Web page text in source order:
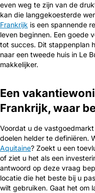
even weg te zijn van de
kan die langgekoesterde
Frankrijk is een spannende
leven beginnen. Een goede
tot succes. Dit stappenplan
naar een tweede huis in Le
makkelijker.
Een
Frankrijk, waar
Voordat u de
doelen helder te definiëren.
Aquitaine? Zoekt u een
of ziet u het als een
antwoord op deze vraag
locatie die het beste bij u
wilt gebruiken. Gaat het om